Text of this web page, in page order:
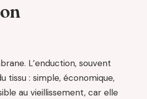
L’enduction, souvent
tissu : simple, économique,
au vieillissement, car elle